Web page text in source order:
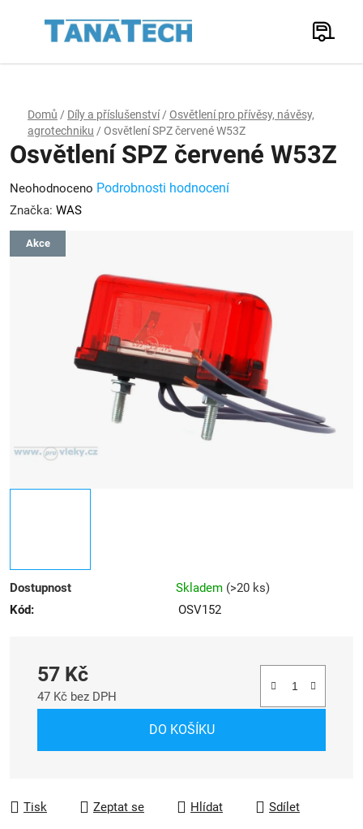
Hledat
Domů / Díly a příslušenství / Osvětlení pro přívěsy, návěsy,
agrotechniku / Osvětlení SPZ červené W53Z
Dostupnost Skladem (>20 ks)
Kód:
OSV152
57 Kč
47 Kč bez DPH
DO KOŠÍKU
Tisk Zeptat se Hlídat Sdílet
Osvětlení SPZ červené W53Z
Průměrné
hodnocení
produktu
Neohodnoceno Podrobnosti hodnocení
Značka: WAS
Akce